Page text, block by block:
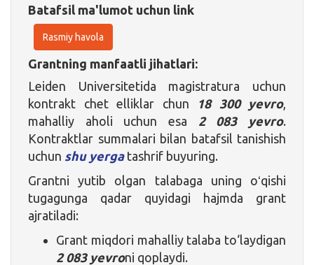
Batafsil ma'lumot uchun link
Rasmiy havola
Grantning manfaatli jihatlari:
Leiden Universitetida magistratura uchun
kontrakt chet elliklar chun
18 300 yevro,
mahalliy aholi uchun esa 2 083 yevro.
Kontraktlar summalari bilan batafsil tanishish
uchun shu yergatashrif buyuring.
Grantni yutib olgan talabaga uning oʻqishi
tugagunga qadar quyidagi hajmda grant
ajratiladi:
Grant miqdori mahalliy talaba to‘laydigan
2 083 yevroni qoplaydi.